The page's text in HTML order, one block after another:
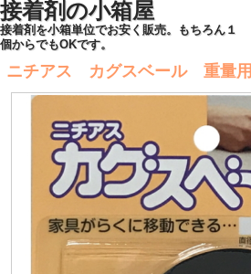
接着剤の小箱屋
接着剤を小箱単位でお安く販売。もちろん１
個からでもOKです。
ニチアス カグスベール 重量用